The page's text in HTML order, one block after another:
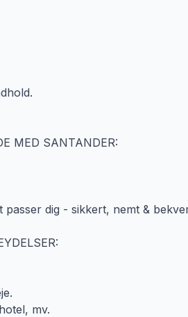
MED SANTANDER:
dig - sikkert, nemt &
mv.